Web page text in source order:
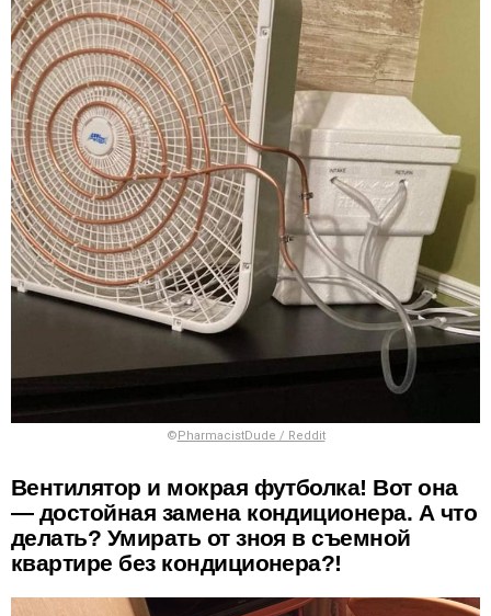
©PharmacistDude / Reddit
Вентилятор и мокрая футболка! Вот она
— достойная замена кондиционера. А что
делать? Умирать от зноя в съемной
квартире без кондиционера?!